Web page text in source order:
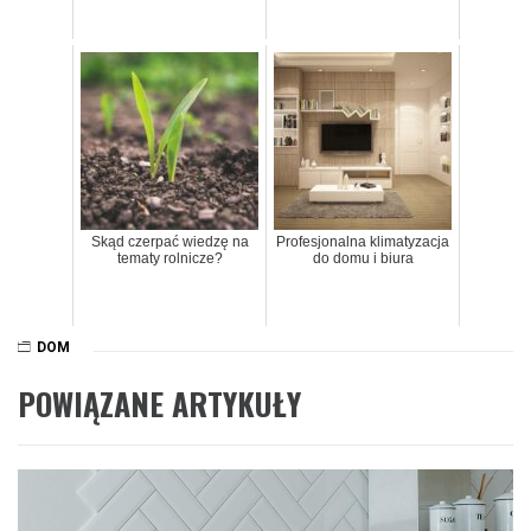
Skąd czerpać wiedzę na
tematy rolnicze?
Profesjonalna klimatyzacja
do domu i biura
DOM
POWIĄZANE ARTYKUŁY